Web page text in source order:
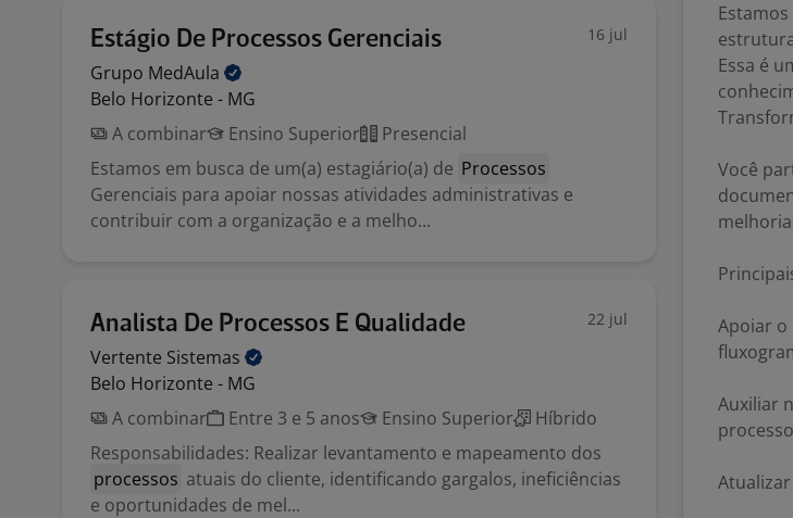
Estágio De Processos Gerenciais 16 jul
Grupo MedAula
Belo Horizonte - MG
A combinar
Ensino Superior
Presencial
Estamos em busca de um(a) estagiário(a) de Processos
Gerenciais para apoiar nossas atividades administrativas e
contribuir com a organização e a melho...
Analista De Processos E Qualidade 22 jul
Vertente Sistemas
Belo Horizonte - MG
A combinar
Entre 3 e 5 anos Ensino Superior
Híbrido
Responsabilidades: Realizar levantamento e mapeamento dos
processos atuais do cliente, identificando gargalos, ineficiências
e oportunidades de mel...
Essa é
Você
Apoiar o
Auxiliar